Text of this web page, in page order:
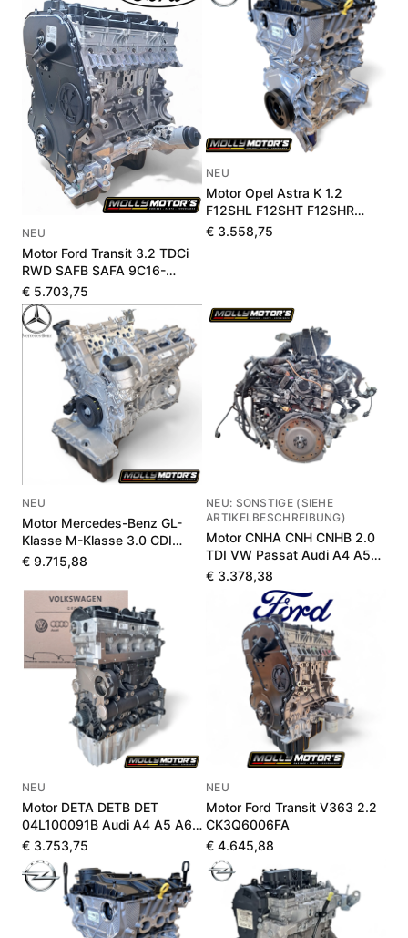
NEU
Motor Ford Transit 3.2 TDCi
RWD SAFB SAFA 9C16-
6006-BA 1711975
€ 5.703,75
NEU
Motor Opel Astra K 1.2
F12SHL F12SHT F12SHR
1684189780
€ 3.558,75
NEU
Motor Mercedes-Benz GL-
Klasse M-Klasse 3.0 CDI
A642010381580
€ 9.715,88
NEU: SONSTIGE (SIEHE
ARTIKELBESCHREIBUNG)
Motor CNHA CNH CNHB 2.0
TDI VW Passat Audi A4 A5
Q5 190 PS
€ 3.378,38
NEU
Motor DETA DETB DET
04L100091B Audi A4 A5 A6
Q5 2.0 TDI 190 PS
€ 3.753,75
NEU
Motor Ford Transit V363 2.2
CK3Q6006FA
€ 4.645,88